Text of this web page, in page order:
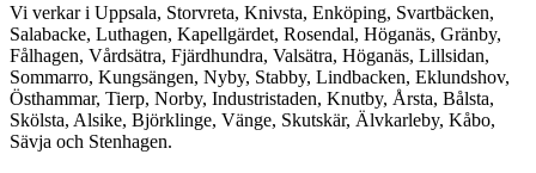
Vi verkar i Uppsala, Storvreta, Knivsta, Enköping, Svartbäcken,
Salabacke, Luthagen, Kapellgärdet, Rosendal, Höganäs, Gränby,
Fålhagen, Vårdsätra, Fjärdhundra, Valsätra, Höganäs, Lillsidan,
Sommarro, Kungsängen, Nyby, Stabby, Lindbacken, Eklundshov,
Östhammar, Tierp, Norby, Industristaden, Knutby, Årsta, Bålsta,
Skölsta, Alsike, Björklinge, Vänge, Skutskär, Älvkarleby, Kåbo,
Sävja och Stenhagen.